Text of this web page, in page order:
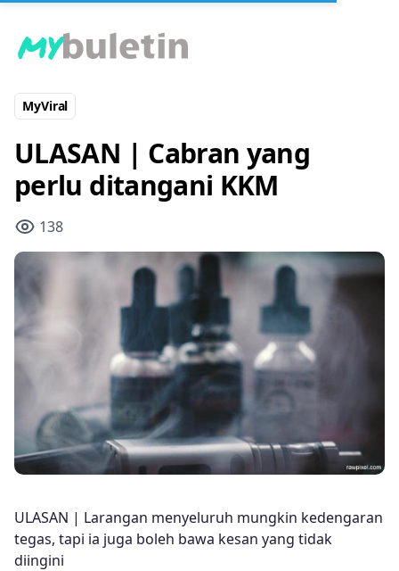
MyViral
ULASAN | Cabran yang
perlu ditangani KKM
138
ULASAN | Larangan menyeluruh mungkin kedengaran
tegas, tapi ia juga boleh bawa kesan yang tidak
diingini